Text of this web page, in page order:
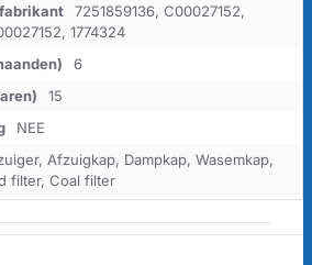
7251859136, C00027152,
1774324
6
15
NEE
Afzuigkap, Dampkap, Wasemkap,
filter, Coal filter